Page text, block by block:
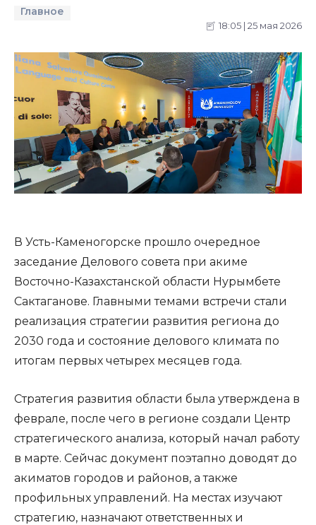
Главное
18:05 | 25 мая 2026
В Усть-Каменогорске прошло очередное
заседание Делового совета при акиме
Восточно-Казахстанской области Нурымбете
Сактаганове. Главными темами встречи стали
реализация стратегии развития региона до
2030 года и состояние делового климата по
итогам первых четырех месяцев года.
Стратегия развития области была утверждена в
феврале, после чего в регионе создали Центр
стратегического анализа, который начал работу
в марте. Сейчас документ поэтапно доводят до
акиматов городов и районов, а также
профильных управлений. На местах изучают
стратегию, назначают ответственных и